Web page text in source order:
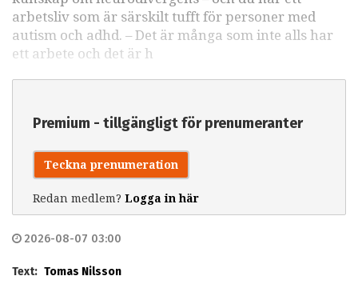
arbetsliv som är särskilt tufft för personer med
autism och adhd. – Det är många som inte alls har
ett arbete och det är h
Premium - tillgängligt för prenumeranter
Teckna prenumeration
Redan medlem? Logga in här
2026-08-07 03:00
Text: Tomas Nilsson